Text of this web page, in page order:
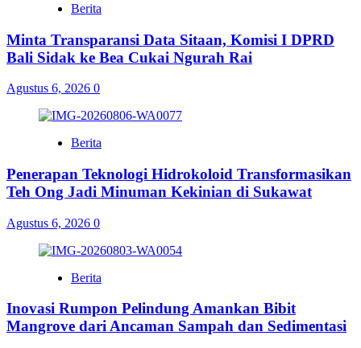
Berita
Minta Transparansi Data Sitaan, Komisi I DPRD
Bali Sidak ke Bea Cukai Ngurah Rai
Agustus 6, 2026 0
Berita
Penerapan Teknologi Hidrokoloid Transformasikan
Teh Ong Jadi Minuman Kekinian di Sukawat
Agustus 6, 2026 0
Berita
Inovasi Rumpon Pelindung Amankan Bibit
Mangrove dari Ancaman Sampah dan Sedimentasi